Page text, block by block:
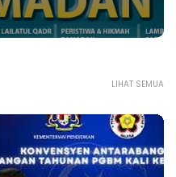
LIHAT SEMUA